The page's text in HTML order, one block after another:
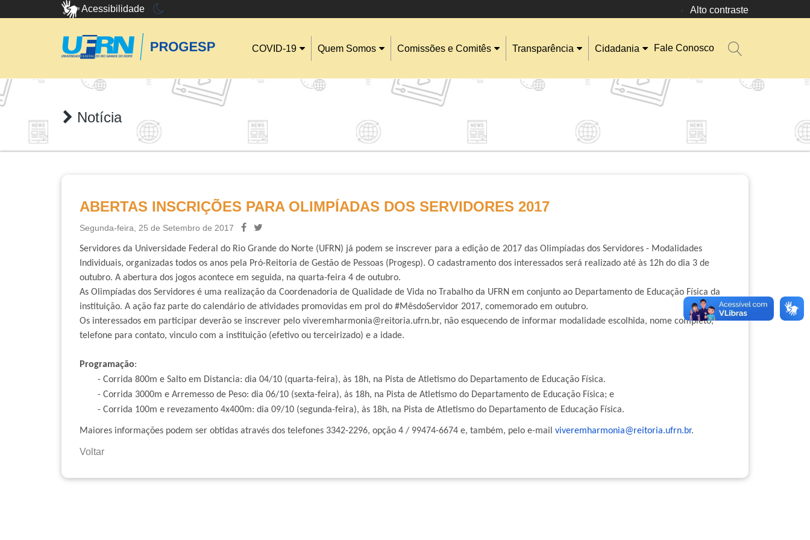
Acessibilidade Alto contraste
COVID-19 Quem Somos Comissões e Comitês Transparência Cidadania Fale Conosco
Notícia
ABERTAS INSCRIÇÕES PARA OLIMPÍADAS DOS SERVIDORES 2017
Segunda-feira, 25 de Setembro de 2017
Servidores da Universidade Federal do Rio Grande do Norte (UFRN) já podem se inscrever para a edição de 2017 das Olimpíadas dos Servidores - Modalidades
Individuais, organizadas todos os anos pela Pró-Reitoria de Gestão de Pessoas (Progesp). O cadastramento dos interessados será realizado até às 12h do dia 3 de
outubro. A abertura dos jogos acontece em seguida, na quarta-feira 4 de outubro.
As Olimpíadas dos Servidores é uma realização da Coordenadoria de Qualidade de Vida no Trabalho da UFRN em conjunto ao Departamento de Educação Física da
instituição. A ação faz parte do calendário de atividades promovidas em prol do #MêsdoServidor 2017, comemorado em outubro.
Os interessados em participar deverão se inscrever pelo viveremharmonia@reitoria.ufrn.br, não esquecendo de informar modalidade escolhida, nome completo,
telefone para contato, vinculo com a instituição (efetivo ou terceirizado) e a idade.
Programação:
- Corrida 800m e Salto em Distancia: dia 04/10 (quarta-feira), às 18h, na Pista de Atletismo do Departamento de Educação Física.
- Corrida 3000m e Arremesso de Peso: dia 06/10 (sexta-feira), às 18h, na Pista de Atletismo do Departamento de Educação Física; e
- Corrida 100m e revezamento 4x400m: dia 09/10 (segunda-feira), às 18h, na Pista de Atletismo do Departamento de Educação Física.
Maiores informações podem ser obtidas através dos telefones 3342-2296, opção 4 / 99474-6674 e, também, pelo e-mail viveremharmonia@reitoria.ufrn.br.
Voltar